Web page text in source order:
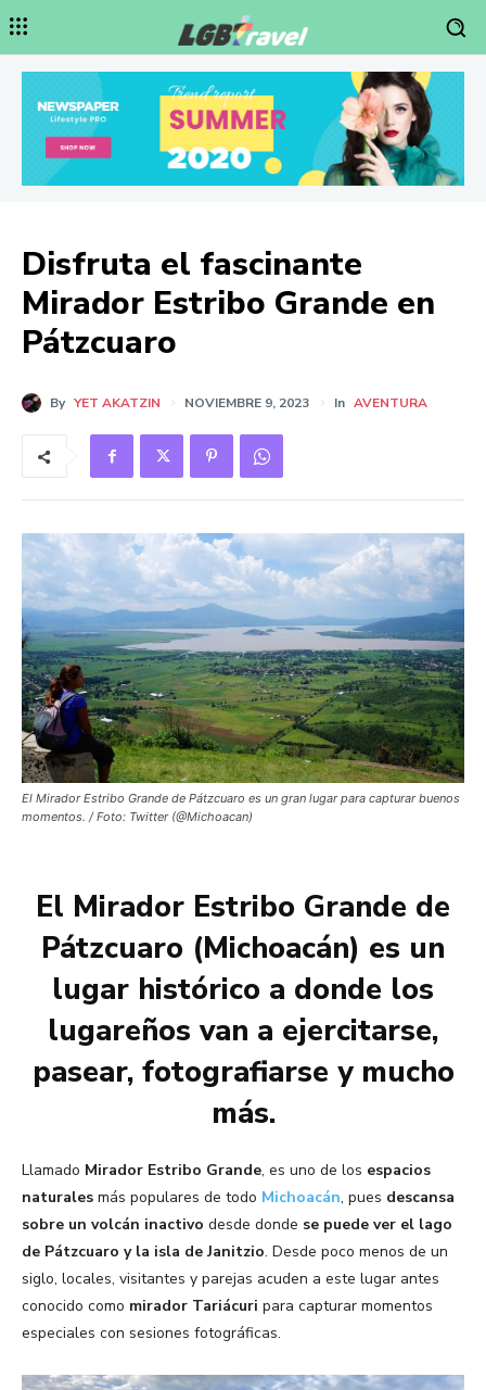
Disfruta el fascinante
Mirador Estribo Grande en
Pátzcuaro
By YET AKATZIN NOVIEMBRE 9, 2023 In AVENTURA
El Mirador Estribo Grande de Pátzcuaro es un gran lugar para capturar buenos
momentos. / Foto: Twitter (@Michoacan)
El Mirador Estribo Grande de
Pátzcuaro (Michoacán) es un
lugar histórico a donde los
lugareños van a ejercitarse,
pasear, fotografiarse y mucho
más.
Llamado Mirador Estribo Grande, es uno de los espacios
naturales más populares de todo Michoacán, pues descansa
sobre un volcán inactivo desde donde se puede ver el lago
de Pátzcuaro y la isla de Janitzio. Desde poco menos de un
siglo, locales, visitantes y parejas acuden a este lugar antes
conocido como mirador Tariácuri para capturar momentos
especiales con sesiones fotográficas.